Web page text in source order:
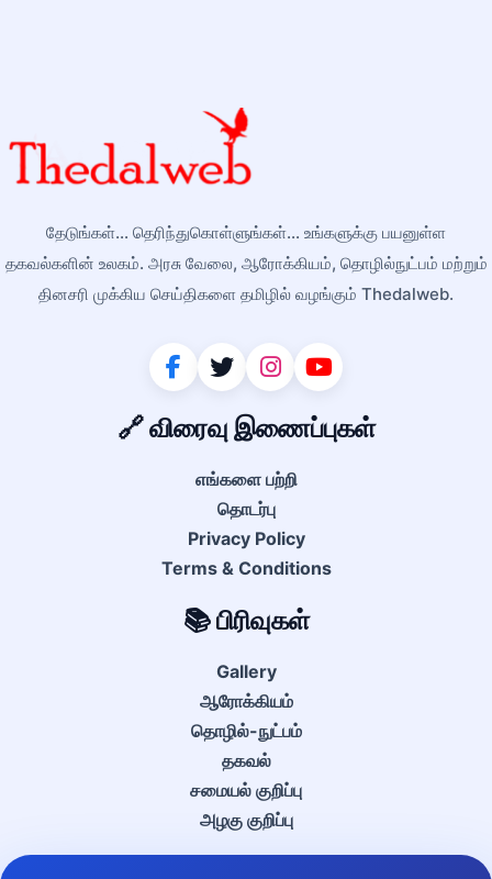
தேடுங்கள்... தெரிந்துகொள்ளுங்கள்... உங்களுக்கு பயனுள்ள
தகவல்களின் உலகம். அரசு வேலை, ஆரோக்கியம், தொழில்நுட்பம் மற்றும்
தினசரி முக்கிய செய்திகளை தமிழில் வழங்கும் Thedalweb.
🔗 விரைவு இணைப்புகள்
எங்களை பற்றி
தொடர்பு
Privacy Policy
Terms & Conditions
📚 பிரிவுகள்
Gallery
ஆரோக்கியம்
தொழில்-நுட்பம்
தகவல்
சமையல் குறிப்பு
அழகு குறிப்பு